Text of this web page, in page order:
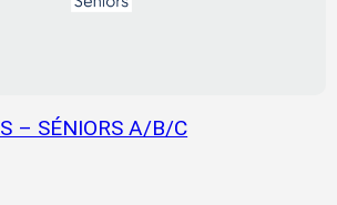
– SÉNIORS A/B/C